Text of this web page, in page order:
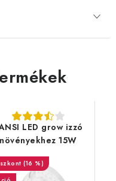
LED grow izzó
növényekhez 15W
(16 %)